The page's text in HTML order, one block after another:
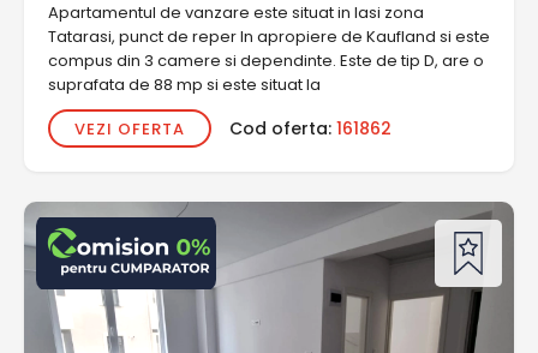
Apartamentul de vanzare este situat in Iasi zona
Tatarasi, punct de reper In apropiere de Kaufland si este
compus din 3 camere si dependinte. Este de tip D, are o
suprafata de 88 mp si este situat la
VEZI OFERTA
Cod oferta: 161862